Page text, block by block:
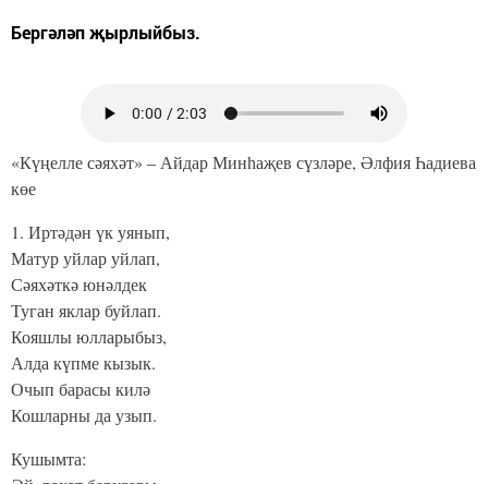
Бергәләп җырлыйбыз.
«Күңелле сәяхәт» – Айдар Минһаҗев сүзләре, Әлфия Һадиева
көе
1. Иртәдән үк уянып,
Матур уйлар уйлап,
Сәяхәткә юнәлдек
Туган яклар буйлап.
Кояшлы юлларыбыз,
Алда күпме кызык.
Очып барасы килә
Кошларны да узып.
Кушымта: